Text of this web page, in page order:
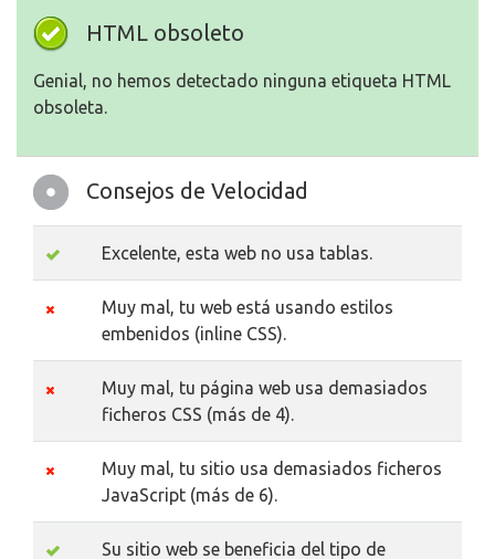
HTML obsoleto
Genial, no hemos detectado ninguna etiqueta HTML
obsoleta.
Consejos de Velocidad
Excelente, esta web no usa tablas.
Muy mal, tu web está usando estilos
embenidos (inline CSS).
Muy mal, tu página web usa demasiados
ficheros CSS (más de 4).
Muy mal, tu sitio usa demasiados ficheros
JavaScript (más de 6).
Su sitio web se beneficia del tipo de